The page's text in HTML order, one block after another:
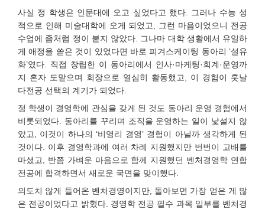
사실 정 학생은 인문대에 오고 싶었다고 했다. 그러나 수능 성
적으로 인해 미술대학에 오게 되었고, 그런 마음이었으니 전공
수업에 좀처럼 정이 붙지 않았다. 그나마 대학 생활에서 유일하
게 애정을 쏟은 것이 있었다면 바로 피겨스케이팅 동아리 ‘설유
화’였다. 직접 창립한 이 동아리에서 인사·마케팅·회계·운영까
지 혼자 도맡으며 회장으로 열심히 활동했고, 이 경험이 훗날
다전공 선택의 계기가 되었다.
정 학생이 경영학에 관심을 갖게 된 것도 동아리 운영 경험에서
비롯되었다. 동아리를 꾸리며 조직을 운영하는 일이 낯설지 않
았고, 이것이 하나의 ‘비영리 경영’ 경험이 아닐까 생각하게 된
것이다. 이후 경영학과에 여러 차례 지원했지만 번번이 고배를
마셨고, 반쯤 가벼운 마음으로 함께 지원했던 벤처경영학 연합
전공에 합격하면서 새로운 국면을 맞이했다.
의도치 않게 들어온 벤처경영이지만, 돌아보면 가장 얻은 게 많
은 전공이었다고 밝혔다. 경영학 전공 필수 과목 일부를 벤처경